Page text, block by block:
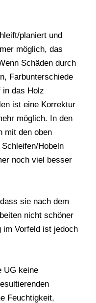
planiert und
möglich, das
Schäden durch
Farbunterschiede
in das Holz
ist eine Korrektur
möglich. In den
mit den oben
Hobeln
noch viel besser
sie nach dem
nicht schöner
im Vorfeld ist jedoch
UG keine
Feuchtigkeit,